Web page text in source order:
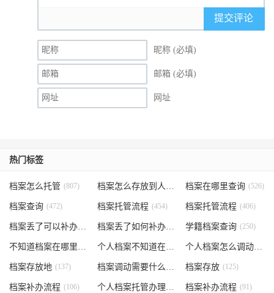
提交评论
昵称 (必填)
邮箱 (必填)
网址
热门标签
档案怎么托管 (807) 档案怎么存放到人才市场 (535)
档案在哪里查询 (526)
档案查询 (472) 档案托管流程 (454) 档案托管流程 (406)
档案丢了可以补办吗 (371) 档案丢了如何补办 学籍档案查询 (250)
不知道档案在哪里 个人档案不知道在哪儿 (191) 个人档案怎么调动
档案存放地 (137) 档案调动需要什么手续 (130)
档案存放 (125)
档案补办流程 (106) 个人档案托管办理流程 (102)
档案补办流程 (91)